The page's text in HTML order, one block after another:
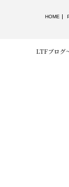
HOME
LTFブログ